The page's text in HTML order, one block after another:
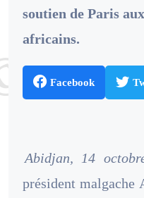
soutien de Paris
africains.
Facebook
Abidjan, 14
président malgache